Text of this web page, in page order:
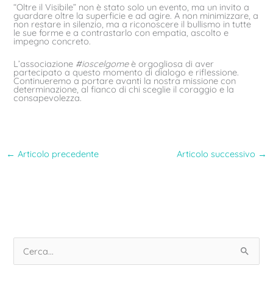
“Oltre il Visibile” non è stato solo un evento, ma un invito a
guardare oltre la superficie e ad agire. A non minimizzare, a
non restare in silenzio, ma a riconoscere il bullismo in tutte
le sue forme e a contrastarlo con empatia, ascolto e
impegno concreto.
L’associazione #ioscelgomeè orgogliosa di aver
partecipato a questo momento di dialogo e riflessione.
Continueremo a portare avanti la nostra missione con
determinazione, al fianco di chi sceglie il coraggio e la
consapevolezza.
← Articolo precedente Articolo successivo →